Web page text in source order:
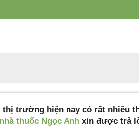
Tiêu chuẩn sản
Tiêu
Hạn sử dụng 36
Mã sản phẩm vien-
thị trường hiện nay có rất nhiều
nhà thuốc Ngọc Anh xin được trả